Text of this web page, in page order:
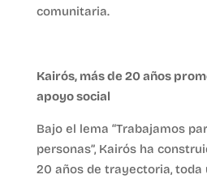
comunitaria.
Kairós, más de 20 años
apoyo social
Bajo el lema “Trabajamos
personas”, Kairós ha
20 años de trayectoria, toda